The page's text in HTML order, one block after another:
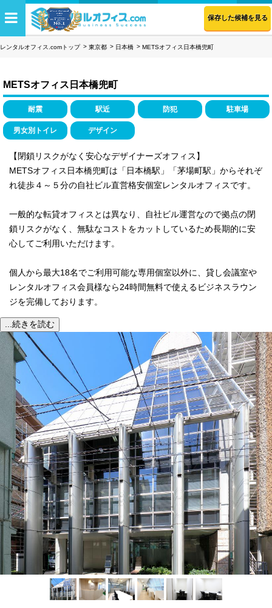
保存した候補を見る
レンタルオフィス.comトップ 東京都 日本橋 METSオフィス日本橋兜町
METSオフィス日本橋兜町
耐震 駅近 防犯 駐車場
男女別トイレ デザイン
【閉鎖リスクがなく安心なデザイナーズオフィス】
METSオフィス日本橋兜町は「日本橋駅」「茅場町駅」からそれぞ
れ徒歩４～５分の自社ビル直営格安個室レンタルオフィスです。
一般的な転貸オフィスとは異なり、自社ビル運営なので拠点の閉
鎖リスクがなく、無駄なコストをカットしているため長期的に安
心してご利用いただけます。
個人から最大18名でご利用可能な専用個室以外に、貸し会議室や
レンタルオフィス会員様なら24時間無料で使えるビジネスラウン
ジを完備しております。
...続きを読む